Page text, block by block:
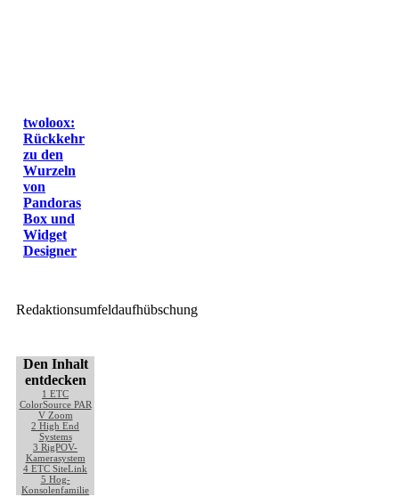
twoloox:
Rückkehr
zu den
Wurzeln
von
Pandoras
Box und
Widget
Designer
Redaktionsumfeldaufhübschung
Den Inhalt
entdecken
1 ETC
ColorSource PAR
V Zoom
2 High End
Systems
3 RigPOV-
Kamerasystem
4 ETC SiteLink
5 Hog-
Konsolenfamilie